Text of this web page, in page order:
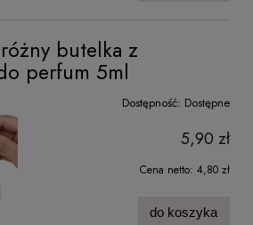
butelka z
perfum 5ml
Dostępność: Dostępne
5,90 zł
Cena netto: 4,80 zł
do koszyka